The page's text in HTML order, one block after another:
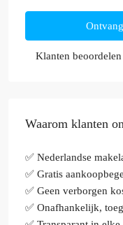
Klanten
Waarom klanten
✅ Nederlandse
✅ Gratis
✅ Geen verborgen
✅ Onafhankelijk,